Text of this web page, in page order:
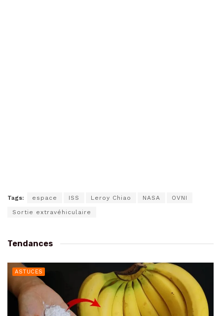
Tags: espace ISS Leroy Chiao NASA OVNI
Sortie extravéhiculaire
Tendances
ASTUCES